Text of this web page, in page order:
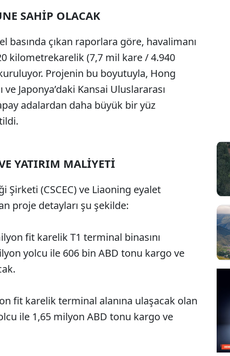
SAHİP OLACAK
basında çıkan raporlara göre, havalimanı
kilometrekarelik (7,7 mil kare / 4.940
Projenin bu boyutuyla, Hong
Japonya’daki Kansai Uluslararası
adalardan daha büyük bir yüz
YATIRIM MALİYETİ
(CSCEC) ve Liaoning eyalet
proje detayları şu şekilde:
fit karelik T1 terminal binasını
yolcu ile 606 bin ABD tonu kargo ve
fit karelik terminal alanına ulaşacak olan
ile 1,65 milyon ABD tonu kargo ve